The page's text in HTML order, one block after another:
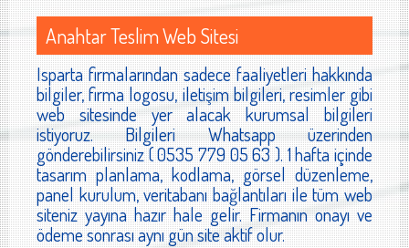
Anahtar Teslim Web Sitesi
Isparta firmalarından sadece faaliyetleri hakkında
bilgiler, firma logosu, iletişim bilgileri, resimler gibi
web sitesinde yer alacak kurumsal bilgileri
istiyoruz. Bilgileri Whatsapp üzerinden
gönderebilirsiniz ( 0535 779 05 63 ). 1 hafta içinde
tasarım planlama, kodlama, görsel düzenleme,
panel kurulum, veritabanı bağlantıları ile tüm web
siteniz yayına hazır hale gelir. Firmanın onayı ve
ödeme sonrası aynı gün site aktif olur.